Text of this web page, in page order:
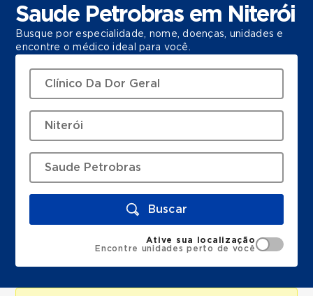
Saude Petrobras em Niterói
Busque por especialidade, nome, doenças, unidades e
encontre o médico ideal para você.
Buscar
Ative sua localização
Encontre unidades perto de você